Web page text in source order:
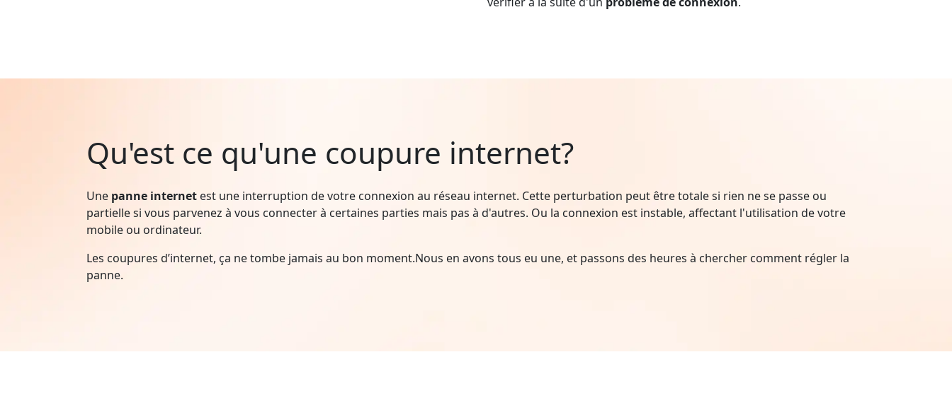
Qu'est ce qu'une coupure internet?
Une panne internet est une interruption de votre connexion au réseau internet. Cette perturbation peut être totale si rien ne se passe ou
partielle si vous parvenez à vous connecter à certaines parties mais pas à d'autres. Ou la connexion est instable, affectant l'utilisation de votre
mobile ou ordinateur.
Les coupures d’internet, ça ne tombe jamais au bon moment.Nous en avons tous eu une, et passons des heures à chercher comment régler la
panne.